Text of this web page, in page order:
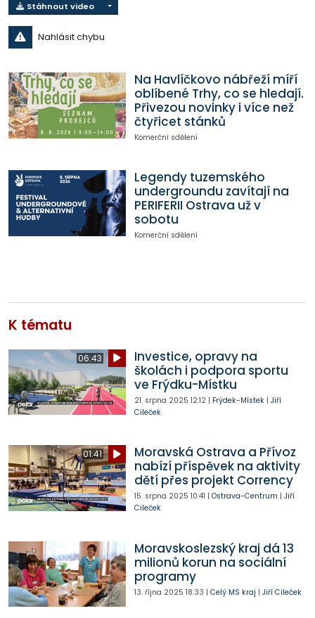
Stáhnout video
Nahlásit chybu
Na Havlíčkovo nábřeží míří
oblíbené Trhy, co se hledají.
Přivezou novinky i více než
čtyřicet stánků
Komerční sdělení
Legendy tuzemského
undergroundu zavítají na
PERIFERII Ostrava už v
sobotu
Komerční sdělení
K tématu
06:43
Investice, opravy na
školách i podpora sportu
ve Frýdku-Místku
21. srpna 2025 12:12| Frýdek-Místek| Jiří
Cileček
01:41
Moravská Ostrava a Přívoz
nabízí příspěvek na aktivity
dětí přes projekt Corrency
15. srpna 2025 10:41 | Ostrava-Centrum | Jiří
Cileček
Moravskoslezský kraj dá 13
milionů korun na sociální
programy
13. října 2025 18:33 | Celý MS kraj | Jiří Cileček